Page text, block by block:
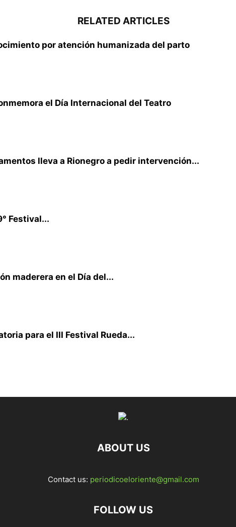
RELATED ARTICLES
por atención humanizada del parto
el Día Internacional del Teatro
lleva a Rionegro a pedir intervención...
Festival...
maderera en el Día del...
para el III Festival Rueda...
ABOUT US
Contact us: periodicoeloriente@gmail.com
FOLLOW US